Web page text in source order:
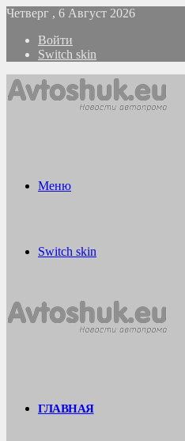
Четверг , 6 Август 2026
Войти
Switch skin
Меню
Switch skin
ГЛАВНАЯ